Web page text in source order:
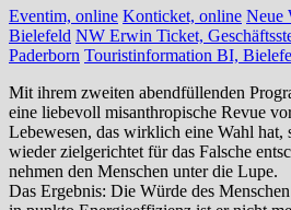
Eventim, online Konticket, online Neue
Bielefeld NW Erwin Ticket,
Paderborn Touristinformation BI,
Mit ihrem zweiten abendfüllenden
eine liebevoll misanthropische Revue
Lebewesen, das wirklich eine Wahl hat,
wieder zielgerichtet für das Falsche
nehmen den Menschen unter die Lupe.
Das Ergebnis: Die Würde des